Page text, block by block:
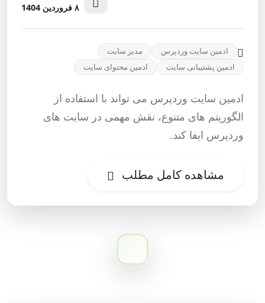
۸ فروردین 1404
ادمین سایت وردپرس
مدیر سایت
ادمین پشتیبانی سایت
ادمین محتوای سایت
ادمین سایت وردپرس می تواند با استفاده از
الگوریتم های متنوع، نقش مهمی در سایت های
وردپرس ایفا کند.
مشاهده کامل مطلب